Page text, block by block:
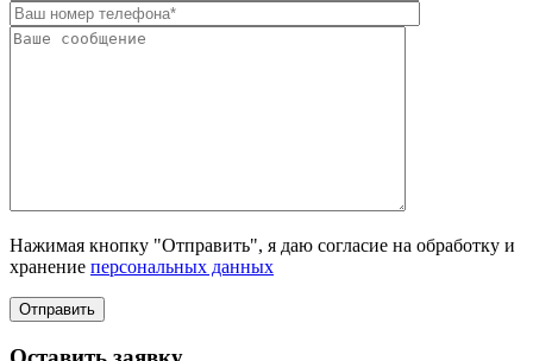
Нажимая кнопку "Отправить", я даю согласие на обработку и
хранение персональных данных
Отправить